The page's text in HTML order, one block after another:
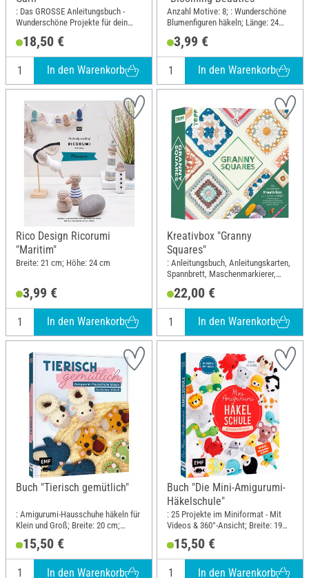
: Das GROSSE Anleitungsbuch -
Wunderschöne Projekte für dein
cm18,50 €
In den Warenkorb
Anzahl Motive: 8; : Wunderschöne
Blumenfiguren häkeln; Länge: 24
3,99 €
In den Warenkorb
Rico Design Ricorumi
"Maritim"
Breite: 21 cm; Höhe: 24 cm
3,99 €
In den Warenkorb
Kreativbox "Granny
Squares"
: Anleitungsbuch, Anleitungskarten,
Spannbrett, Maschenmarkierer,
Baumwollgarn; Länge: 23 cm;
Breite: 23 cm; Material: Baumwolle,
Papier, Kunststoff, Metall
22,00 €
In den Warenkorb
Buch "Tierisch gemütlich"
: Amigurumi-Hausschuhe häkeln für
Klein und Groß; Breite: 20 cm;
Höhe: 23.5 cm
15,50 €
In den Warenkorb
Buch "Die Mini-Amigurumi-
Häkelschule"
: 25 Projekte im Miniformat - Mit
Videos & 360°-Ansicht; Breite: 19
cm; Höhe: 23 cm
15,50 €
In den Warenkorb